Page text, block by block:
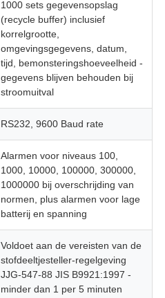
1000 sets gegevensopslag
(recycle buffer) inclusief
korrelgrootte,
omgevingsgegevens, datum,
tijd, bemonsteringshoeveelheid -
gegevens blijven behouden bij
stroomuitval
RS232, 9600 Baud rate
Alarmen voor niveaus 100,
1000, 10000, 100000, 300000,
1000000 bij overschrijding van
normen, plus alarmen voor lage
batterij en spanning
Voldoet aan de vereisten van de
stofdeeltjesteller-regelgeving
JJG-547-88 JIS B9921:1997 -
minder dan 1 per 5 minuten